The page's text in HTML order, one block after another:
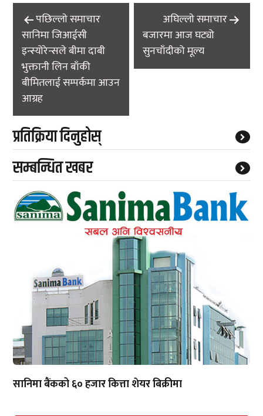
Post
navigation
पछिल्लाे समाचार
सानिमा जिआईसी
इन्स्योरेन्सले बीमा दाबी
भुक्तानी लिन बाँकी
बीमितलाई सम्पर्कमा आउन
आग्रह
अघिल्लाे समाचार
बजारमा आज घट्यो
सुनचाँदीको मूल्य
प्रतिक्रिया दिनुहोस्
सम्बन्धित खबर
सानिमा बैंकको ६० हजार कित्ता शेयर बिक्रीमा